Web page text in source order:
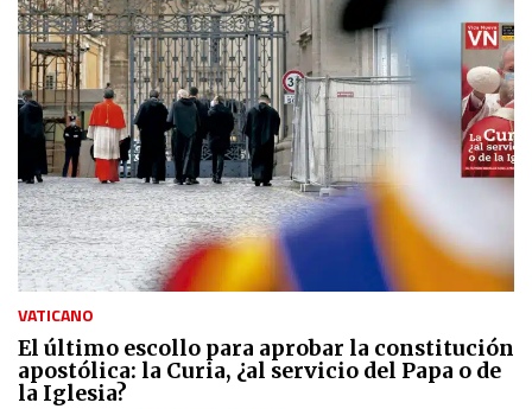
VATICANO
El último escollo para aprobar la constitución
apostólica: la Curia, ¿al servicio del Papa o de
la Iglesia?